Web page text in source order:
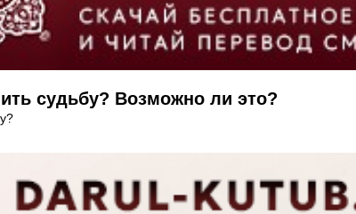
судьбу? Возможно ли это?